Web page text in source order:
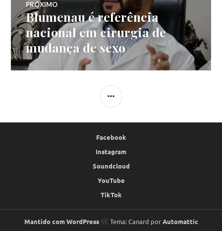
PRÓXIMO
Próximo
post:
Blumenau é referência
nacional em cirurgia de
mudança de sexo
LATERAL
Facebook
Instagram
Soundcloud
YouTube
TikTok
Mantido com WordPress Tema: Canard porAutomattic